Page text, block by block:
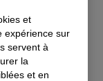
et
expérience sur
servent à
la
et en